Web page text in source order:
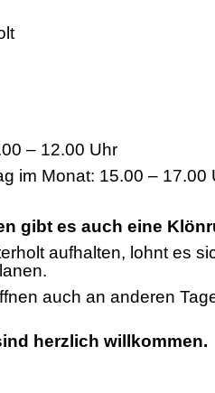
– 12.00 Uhr
im Monat: 15.00 – 17.00
gibt es auch eine
aufhalten, lohnt es
auch an anderen
herzlich willkommen.